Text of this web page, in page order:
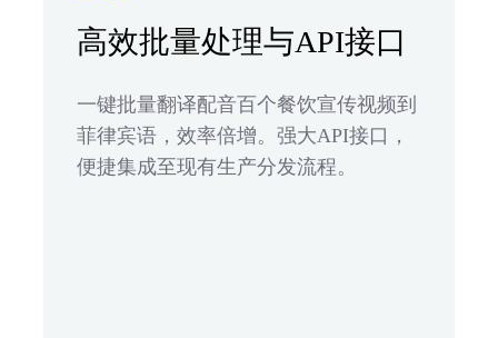
高效批量处理与API接口
一键批量翻译配音百个餐饮宣传视频到
菲律宾语，效率倍增。强大API接口，
便捷集成至现有生产分发流程。